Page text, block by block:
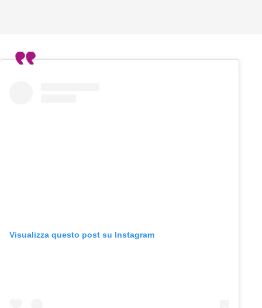
Visualizza questo post su Instagram